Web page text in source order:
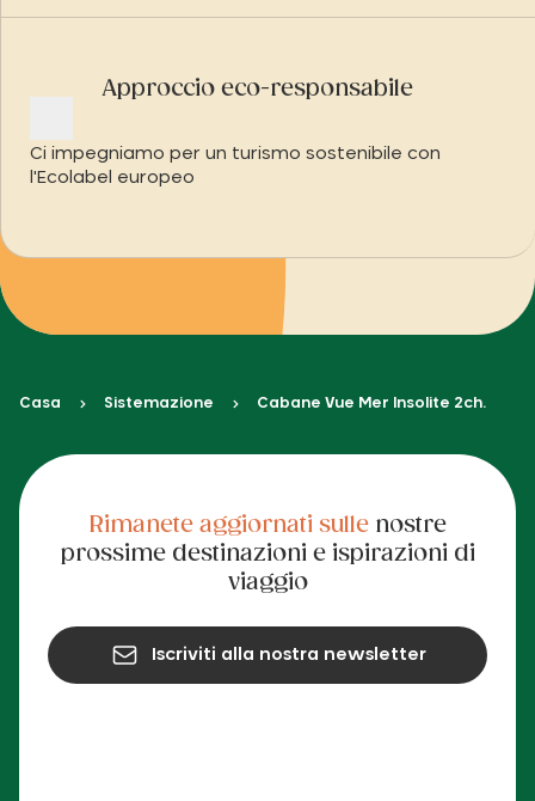
Approccio eco-responsabile
Ci impegniamo per un turismo sostenibile con
l'Ecolabel europeo
Casa Sistemazione Cabane Vue Mer Insolite 2ch.
Rimanete aggiornati sullenostre
prossime destinazioni e ispirazioni di
viaggio
Iscriviti alla nostra newsletter